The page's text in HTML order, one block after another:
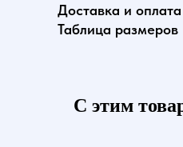
Доставка и оплата
Таблица размеров
С этим